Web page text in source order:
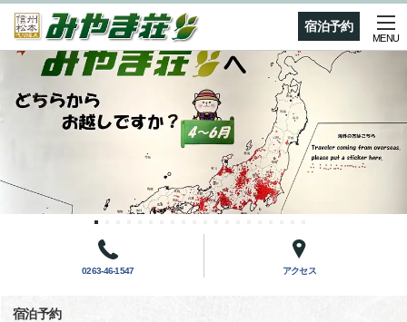
宿泊予約
MENU
0263-46-1547 アクセス
宿泊予約